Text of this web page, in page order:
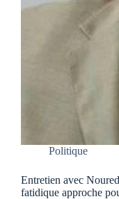
Politique
Entretien avec
fatidique approche